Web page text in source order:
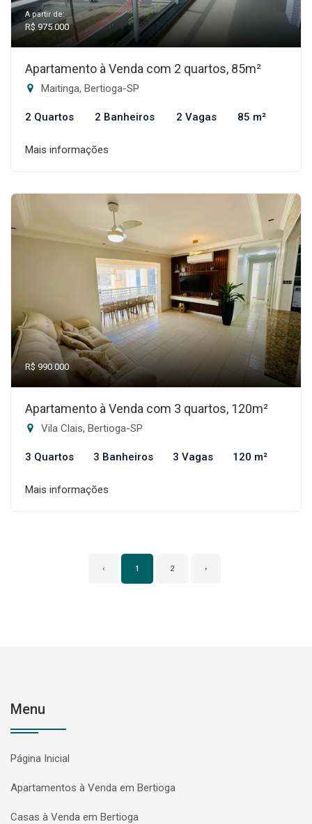
A partir de:
R$ 975.000
Apartamento à Venda com 2 quartos, 85m²
Maitinga, Bertioga-SP
2 Quartos 2 Banheiros 2 Vagas 85 m²
Mais informações
R$ 990.000
Apartamento à Venda com 3 quartos, 120m²
Vila Clais, Bertioga-SP
3 Quartos 3 Banheiros 3 Vagas 120 m²
Mais informações
‹ 1 2 ›
Menu
Página Inicial
Apartamentos à Venda em Bertioga
Casas à Venda em Bertioga